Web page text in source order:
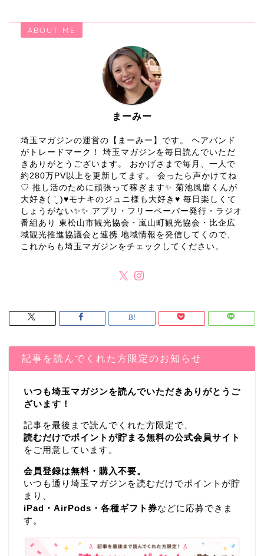
ABOUT ME
まーみー
埼玉マガジンの運営の【まーみー】です。 ヘアバンド
がトレードマーク！ 埼玉マガジンを毎日読んでいただ
きありがとうございます。 おかげさまで毎月、一人で
約280万PV以上を更新してます。 会ったら声かけてね
♡ 推し活のために頑張って稼ぎます✨ 菊池風磨くんが
大好き( ¨̮ )♥モナキのジュニ様も大好き♥ 毎日楽しくて
しょうがない✨✨ アプリ・フリーペーパー発行・ラジオ
番組あり 東松山市観光協会・嵐山町観光協会・比企広
域観光推進協議会と連携 地域情報を発信してくので、
これからも埼玉マガジンをチェックしてください。
記事を読んでくれた方限定のお知らせ
いつも埼玉マガジンを読んでいただきありがとうご
ざいます！
記事を最後まで読んでくれた方限定で、
読むだけでポイントが貯まる無料の公式会員サイト
をご用意しています。
会員登録は無料・購入不要。
いつも通り埼玉マガジンを読むだけでポイントが貯
まり、
iPad・AirPods・各種ギフト券などに応募できま
す。